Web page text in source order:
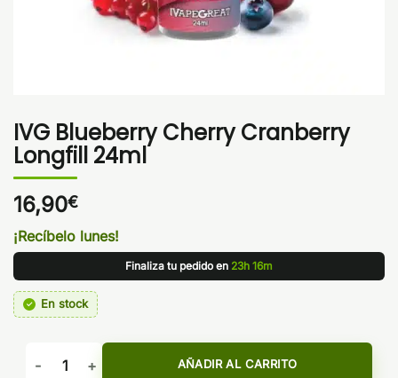
IVG Blueberry Cherry Cranberry
Longfill 24ml
16,90€
¡Recíbelo lunes!
Finaliza tu pedido en 23h 16m
En stock
IVG Blueberry Cherry Cranberry Longfill 24ml cantidad
AÑADIR AL CARRITO